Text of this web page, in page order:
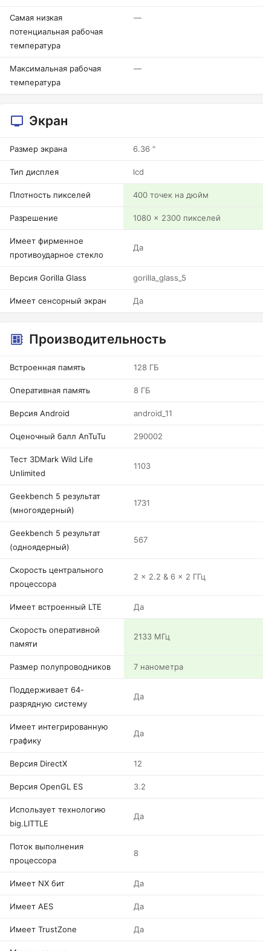
Самая низкая
потенциальная рабочая
температура
—
Максимальная рабочая
температура
—
Экран
Размер экрана 6.36 "
Тип дисплея lcd
Плотность пикселей 400 точек на дюйм
Разрешение 1080 x 2300 пикселей
Имеет фирменное
противоударное стекло
Да
Версия Gorilla Glass gorilla_glass_5
Имеет сенсорный экран Да
Производительность
Встроенная память 128 ГБ
Оперативная память 8 ГБ
Версия Android android_11
Оценочный балл AnTuTu 290002
Тест 3DMark Wild Life
Unlimited
1103
Geekbench 5 результат
(многоядерный)
1731
Geekbench 5 результат
(одноядерный)
567
Скорость центрального
процессора
2 x 2.2 & 6 x 2 ГГц
Имеет встроенный LTE Да
Скорость оперативной
памяти
2133 МГц
Размер полупроводников 7 нанометра
Поддерживает 64-
разрядную систему
Да
Имеет интегрированную
графику
Да
Версия DirectX 12
Версия OpenGL ES 3.2
Использует технологию
big.LITTLE
Да
Поток выполнения
процессора
8
Имеет NX бит Да
Имеет AES Да
Имеет TrustZone Да